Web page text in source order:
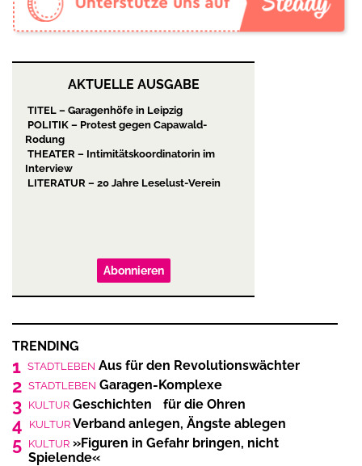
AKTUELLE AUSGABE
TITEL – Garagenhöfe in Leipzig
POLITIK – Protest gegen Capawald-
Rodung
THEATER – Intimitätskoordinatorin im
Interview
LITERATUR – 20 Jahre Leselust-Verein
Abonnieren
TRENDING
1 STADTLEBEN Aus für den Revolutionswächter
2 STADTLEBEN Garagen-Komplexe
3 KULTUR Geschichten für die Ohren
4 KULTUR Verband anlegen, Ängste ablegen
5 KULTUR »Figuren in Gefahr bringen, nicht
Spielende«